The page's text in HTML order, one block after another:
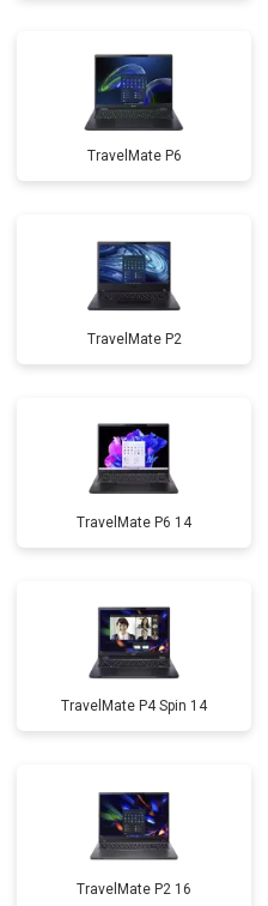
TravelMate P6
TravelMate P2
TravelMate P6 14
TravelMate P4 Spin 14
TravelMate P2 16